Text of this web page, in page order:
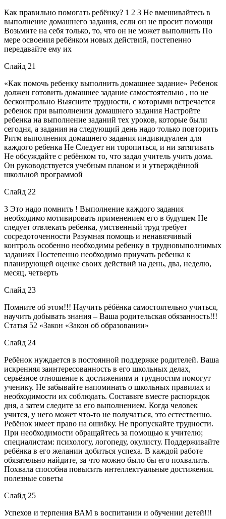
Как правильно помогать ребёнку? 1 2 3 Не вмешивайтесь в
выполнение домашнего задания, если он не просит помощи
Возьмите на себя только, то, что он не может выполнить По
мере освоения ребёнком новых действий, постепенно
передавайте ему их
Слайд 21
«Как помочь ребенку выполнить домашнее задание» Ребенок
должен готовить домашнее задание самостоятельно , но не
бесконтрольно Выясните трудности, с которыми встречается
ребенок при выполнении домашнего задания Настройте
ребенка на выполнение заданий тех уроков, которые были
сегодня, а задания на следующий день надо только повторить
Ритм выполнения домашнего задания индивидуален для
каждого ребенка Не Следует ни торопиться, и ни затягивать
Не обсуждайте с ребёнком то, что задал учитель учить дома.
Он руководствуется учебным планом и и утверждённой
школьной программой
Слайд 22
3 Это надо помнить ! Выполнение каждого задания
необходимо мотивировать применением его в будущем Не
следует отвлекать ребенка, умственный труд требует
сосредоточенности Разумная помощь и ненавязчивый
контроль особенно необходимы ребенку в трудновыполнимых
заданиях Постепенно необходимо приучать ребенка к
планирующей оценке своих действий на день, два, неделю,
месяц, четверть
Слайд 23
Помните об этом!!! Научить рёбёнка самостоятельно учиться,
научить добывать знания – Ваша родительская обязанность!!!
Статья 52 «Закон «Закон об образовании»
Слайд 24
Ребёнок нуждается в постоянной поддержке родителей. Ваша
искренняя заинтересованность в его школьных делах,
серьёзное отношение к достижениям и трудностям помогут
ученику. Не забывайте напоминать о школьных правилах и
необходимости их соблюдать. Составьте вместе распорядок
дня, а затем следите за его выполнением. Когда человек
учится, у него может что-то не получаться, это естественно.
Ребёнок имеет право на ошибку. Не пропускайте трудности.
При необходимости обращайтесь за помощью к учителю;
специалистам: психологу, логопеду, окулисту. Поддерживайте
ребёнка в его желании добиться успеха. В каждой работе
обязательно найдите, за что можно было бы его похвалить.
Похвала способна повысить интеллектуальные достижения.
полезные советы
Слайд 25
Успехов и терпения ВАМ в воспитании и обучении детей!!!